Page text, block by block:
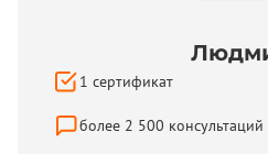
1 сертификат
более 2 500 консультаций